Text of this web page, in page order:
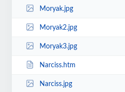
Moryak.jpg
Moryak2.jpg
Moryak3.jpg
Narciss.htm
Narciss.jpg